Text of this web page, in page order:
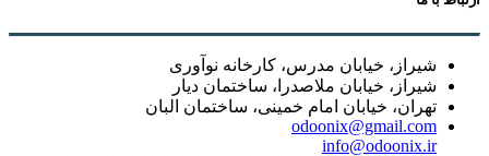
شیراز، خیابان مدرس، کارخانه نوآوری
شیراز، خیابان ملاصدرا، ساختمان دیار
تهران، خیابان امام خمینی، ساختمان البان
odoonix@gmail.com
info@odoonix.ir